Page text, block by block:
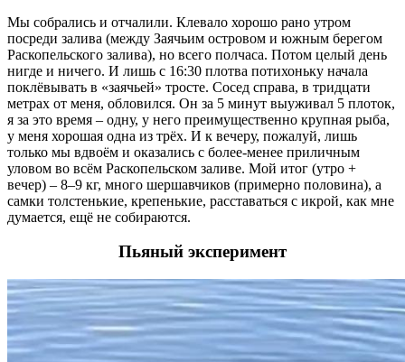
Мы собрались и отчалили. Клевало хорошо рано утром
посреди залива (между Заячьим островом и южным берегом
Раскопельского залива), но всего полчаса. Потом целый день
нигде и ничего. И лишь с 16:30 плотва потихоньку начала
поклёвывать в «заячьей» тросте. Сосед справа, в тридцати
метрах от меня, обловился. Он за 5 минут выуживал 5 плоток,
я за это время – одну, у него преимущественно крупная рыба,
у меня хорошая одна из трёх. И к вечеру, пожалуй, лишь
только мы вдвоём и оказались с более-менее приличным
уловом во всём Раскопельском заливе. Мой итог (утро +
вечер) – 8–9 кг, много шершавчиков (примерно половина), а
самки толстенькие, крепенькие, расставаться с икрой, как мне
думается, ещё не собираются.
Пьяный эксперимент